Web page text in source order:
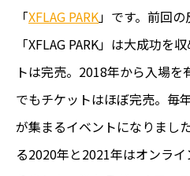
「XFLAG PARK」です。前回の
「XFLAG PARK」は大成功を
トは完売。2018年から入場
でもチケットはほぼ完売。毎
が集まるイベントになりまし
る2020年と2021年はオンラ